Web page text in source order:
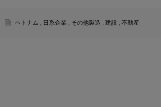
ベトナム , 日系企業 , その他製造 , 建設 , 不動産